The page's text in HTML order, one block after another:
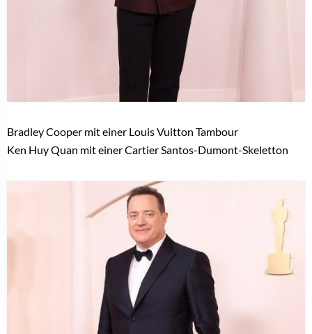
Bradley Cooper mit einer Louis Vuitton Tambour
Ken Huy Quan mit einer Cartier Santos-Dumont-Skeletton